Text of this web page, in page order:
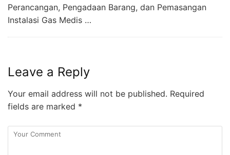
Perancangan, Pengadaan Barang, dan Pemasangan
Instalasi Gas Medis …
Leave a Reply
Your email address will not be published. Required
fields are marked *